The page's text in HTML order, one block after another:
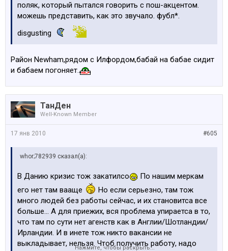
поляк, который пытался говорить с пош-акцентом.
можешь представить, как это звучало. фубл*.
disgusting
Район Newham,рядом с Илфордом,бабай на бабае сидит
и бабаем погоняет.
ТанДен
Well-Known Member
#605
17 янв 2010
whor;782939 сказал(а):
В Данию кризис тож закатилсо
По нашим меркам
его нет там вааще
Но если серьезно, там тож
много людей без работы сейчас, и их становитса все
больше... А для приежих, вся проблема упираетса в то,
что там по сути нет агенств как в Англии/Шотландии/
Ирландии. И в инете тож никто вакансии не
выкладывает, нельзя. Чтоб получить работу, надо
Нажмите, чтобы раскрыть...